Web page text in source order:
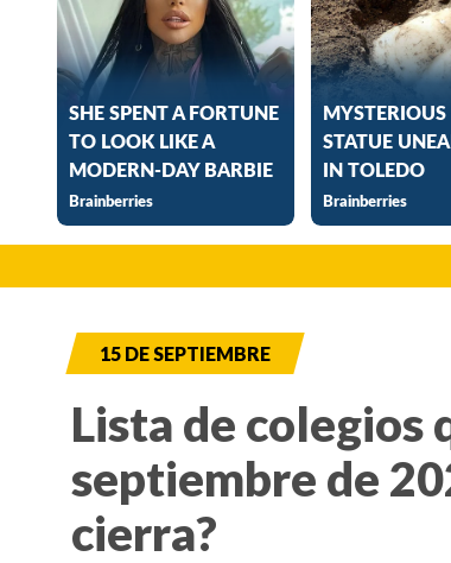
15 DE SEPTIEMBRE
Lista de colegios
septiembre de
cierra?